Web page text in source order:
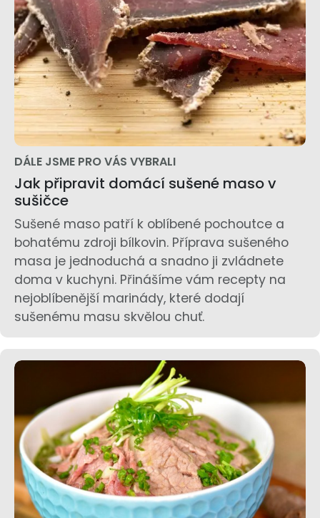
DÁLE JSME PRO VÁS VYBRALI
Jak připravit domácí sušené maso v
sušičce
Sušené maso patří k oblíbené pochoutce a
bohatému zdroji bílkovin. Příprava sušeného
masa je jednoduchá a snadno ji zvládnete
doma v kuchyni. Přinášíme vám recepty na
nejoblíbenější marinády, které dodají
sušenému masu skvělou chuť.